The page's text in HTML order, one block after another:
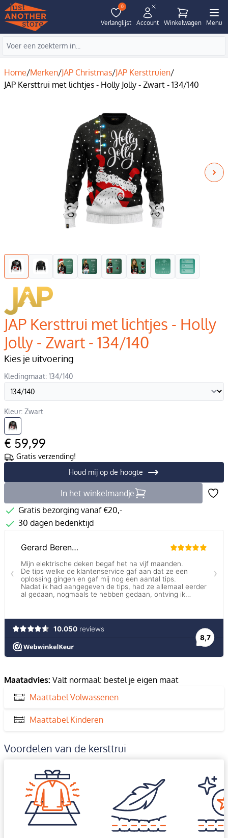
0
Verlanglijst Account Winkelwagen Menu
Home/Merken/JAP Christmas/JAP Kersttruien/
JAP Kersttrui met lichtjes - Holly Jolly - Zwart - 134/140
JAP Kersttrui met lichtjes - Holly
Jolly - Zwart - 134/140
Kies je uitvoering
Kledingmaat: 134/140
Kleur: Zwart
€ 59,99
Gratis verzending!
Houd mij op de hoogte
In het winkelmandje
Gratis bezorging vanaf €20,-
30 dagen bedenktijd
Maatadvies: Valt normaal: bestel je eigen maat
Maattabel Volwassenen
Maattabel Kinderen
Voordelen van de kersttrui